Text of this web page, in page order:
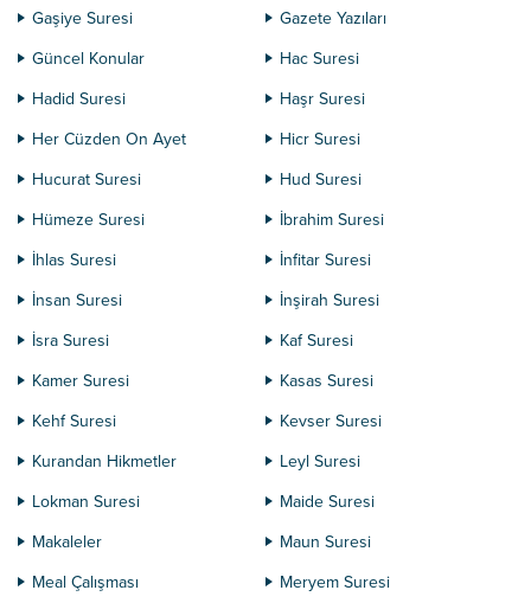
Gaşiye Suresi
Gazete Yazıları
Güncel Konular
Hac Suresi
Hadid Suresi
Haşr Suresi
Her Cüzden On Ayet
Hicr Suresi
Hucurat Suresi
Hud Suresi
Hümeze Suresi
İbrahim Suresi
İhlas Suresi
İnfitar Suresi
İnsan Suresi
İnşirah Suresi
İsra Suresi
Kaf Suresi
Kamer Suresi
Kasas Suresi
Kehf Suresi
Kevser Suresi
Kurandan Hikmetler
Leyl Suresi
Lokman Suresi
Maide Suresi
Makaleler
Maun Suresi
Meal Çalışması
Meryem Suresi